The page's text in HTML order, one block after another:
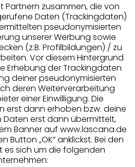
Partnern zusammen, die von
Daten (Trackingdaten)
pseudonymisierten
unserer Werbung sowie
(z.B. Profilbildungen) / zu
Vor diesem Hintergrund
Erhebung der Trackingdaten
deiner pseudonymisierten
deren Weiterverarbeitung
einer Einwilligung. Die
erst dann erhoben bzw. deine
erst dann übermittelt,
Banner auf www.lascana.de
Button „OK” anklickst. Bei den
es sich um die folgenden